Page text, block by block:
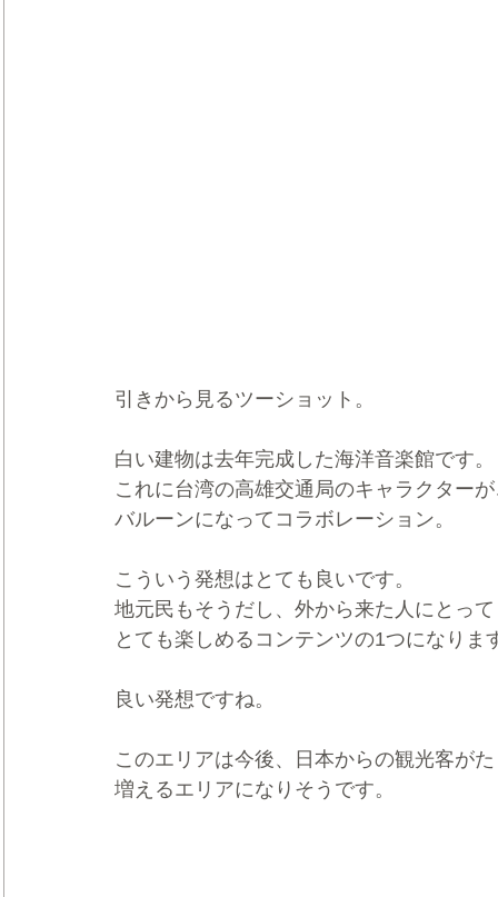
引きから見るツーショット。
白い建物は去年完成した海洋音楽館です。
これに台湾の高雄交通局のキャラクター
バルーンになってコラボレーション。
こういう発想はとても良いです。
地元民もそうだし、外から来た人にとっ
とても楽しめるコンテンツの1つになりま
良い発想ですね。
このエリアは今後、日本からの観光客が
増えるエリアになりそうです。